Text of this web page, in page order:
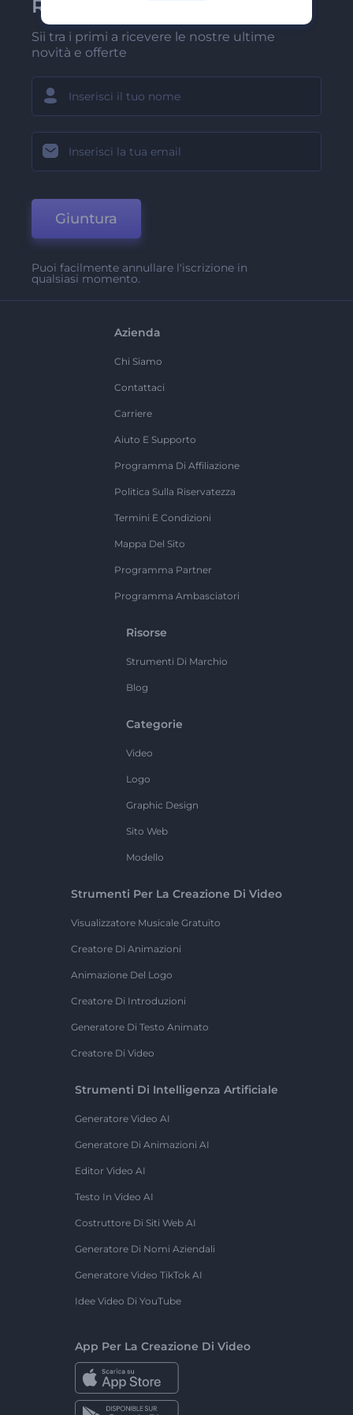
Renderforest
Sii tra i primi a ricevere le nostre ultime
novità e offerte
Giuntura
Puoi facilmente annullare l'iscrizione in
qualsiasi momento.
Azienda
Chi Siamo
Contattaci
Carriere
Aiuto E Supporto
Programma Di Affiliazione
Politica Sulla Riservatezza
Termini E Condizioni
Mappa Del Sito
Programma Partner
Programma Ambasciatori
Risorse
Strumenti Di Marchio
Blog
Categorie
Video
Logo
Graphic Design
Sito Web
Modello
Strumenti Per La Creazione Di Video
Visualizzatore Musicale Gratuito
Creatore Di Animazioni
Animazione Del Logo
Creatore Di Introduzioni
Generatore Di Testo Animato
Creatore Di Video
Strumenti Di Intelligenza Artificiale
Generatore Video AI
Generatore Di Animazioni AI
Editor Video AI
Testo In Video AI
Costruttore Di Siti Web AI
Generatore Di Nomi Aziendali
Generatore Video TikTok AI
Idee Video Di YouTube
App Per La Creazione Di Video